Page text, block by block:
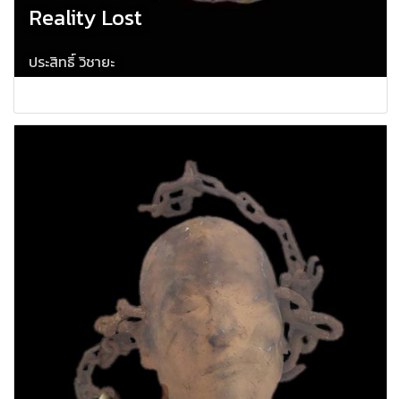
Reality Lost
ประสิทธิ์ วิชายะ